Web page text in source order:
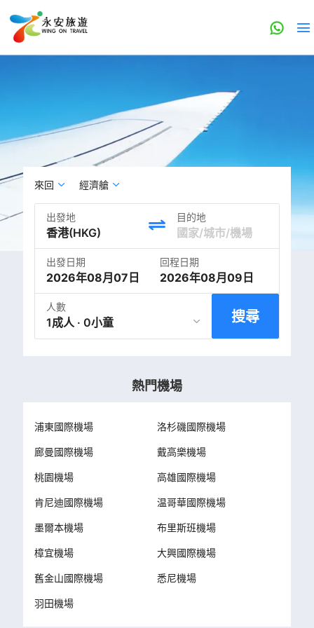
來回 經濟艙
出發地 目的地
出發日期
2026年08月07日
回程日期
2026年08月09日
人數
1成人 · 0小童 搜尋
熱門機場
浦東國際機場 洛杉磯國際機場
廊曼國際機場 戴高樂機場
桃園機場 高雄國際機場
肯尼迪國際機場 温哥華國際機場
墨爾本機場 布里斯班機場
樟宜機場 大興國際機場
舊金山國際機場 悉尼機場
羽田機場